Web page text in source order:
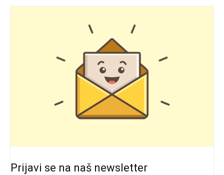
Prijavi se na naš newsletter